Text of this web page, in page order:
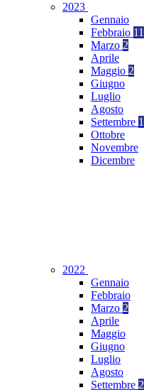
2023
Gennaio
Febbraio 11
Marzo 2
Aprile
Maggio 2
Giugno
Luglio
Agosto
Settembre 1
Ottobre
Novembre
Dicembre
2022
Gennaio
Febbraio
Marzo 2
Aprile
Maggio
Giugno
Luglio
Agosto
Settembre 2